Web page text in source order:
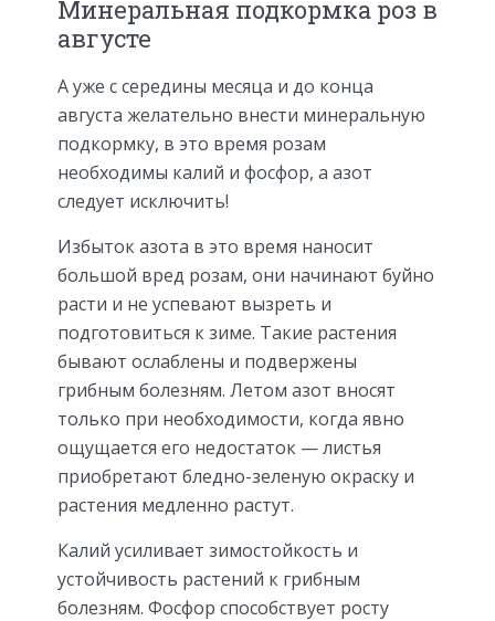
Минеральная подкормка роз в
августе
А уже с середины месяца и до конца
августа желательно внести минеральную
подкормку, в это время розам
необходимы калий и фосфор, а азот
следует исключить!
Избыток азота в это время наносит
большой вред розам, они начинают буйно
расти и не успевают вызреть и
подготовиться к зиме. Такие растения
бывают ослаблены и подвержены
грибным болезням. Летом азот вносят
только при необходимости, когда явно
ощущается его недостаток — листья
приобретают бледно-зеленую окраску и
растения медленно растут.
Калий усиливает зимостойкость и
устойчивость растений к грибным
болезням. Фосфор способствует росту